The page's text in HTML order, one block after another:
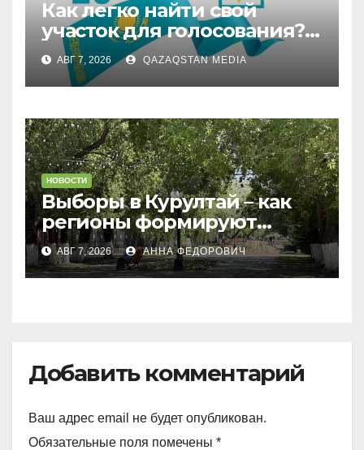
Как легко найти свой
участок для голосования?
Запущен онлайн-сервис
АВГ 7, 2026 QAZAQSTAN MEDIA
НОВОСТИ
Выборы в Курултай – как
регионы формируют
политическую повестку
АВГ 7, 2026 АННА ФЕДОРОВИЧ
Добавить комментарий
Ваш адрес email не будет опубликован.
Обязательные поля помечены *